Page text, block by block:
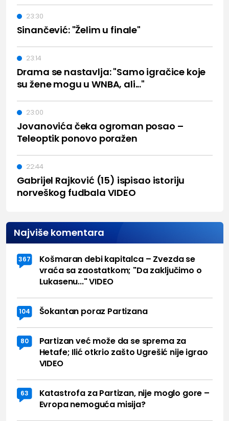
Sinančević: "Želim u finale"
23:30
Drama se nastavlja: "Samo igračice koje
su žene mogu u WNBA, ali..."
23:14
Jovanovića čeka ogroman posao –
Teleoptik ponovo poražen
23:00
Gabrijel Rajković (15) ispisao istoriju
norveškog fudbala VIDEO
22:44
Najviše komentara
367
Košmaran debi kapitalca – Zvezda se
vraća sa zaostatkom; "Da zaključimo o
Lukasenu..." VIDEO
104 Šokantan poraz Partizana
80
Partizan već može da se sprema za
Hetafe; Ilić otkrio zašto Ugrešić nije igrao
VIDEO
63
Katastrofa za Partizan, nije moglo gore –
Evropa nemoguća misija?